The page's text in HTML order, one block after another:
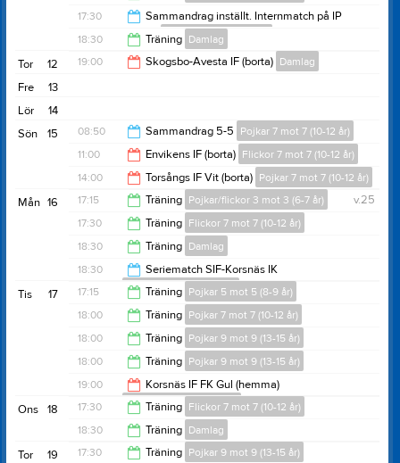
19:30
18:30
17:30
Sammandrag inställt. Internmatch på IP
istället! Pojkar 5 mot 5 (8-9 år)
19:15
18:30 Träning Damlag
12
Tor 19:00 Skogsbo-Avesta IF (borta) Damlag
13
Fre
14
Lör
15
Sön 08:50 Sammandrag 5-5 Pojkar 7 mot 7 (10-12 år)
11:50
11:00 Envikens IF (borta) Flickor 7 mot 7 (10-12 år)
13:00
14:00 Torsångs IF Vit (borta) Pojkar 7 mot 7 (10-12 år)
16:00
16
Mån v.25
17:15 Träning Pojkar/flickor 3 mot 3 (6-7 år)
18:15
17:30 Träning Flickor 7 mot 7 (10-12 år)
18:30
18:30 Träning Damlag
20:00
18:30
Seriematch SIF-Korsnäs IK
Pojkar 7 mot 7 (10-12 år)
19:30
17
Tis 17:15 Träning Pojkar 5 mot 5 (8-9 år)
18:30
18:00 Träning Pojkar 7 mot 7 (10-12 år)
19:30
18:00 Träning Pojkar 9 mot 9 (13-15 år)
19:30
18:00 Träning Pojkar 9 mot 9 (13-15 år)
19:30
19:00
Korsnäs IF FK Gul (hemma)
Pojkar 9 mot 9 (13-15 år)
21:00
18
Ons 17:30 Träning Flickor 7 mot 7 (10-12 år)
18:30
18:30 Träning Damlag
19
Tor 17:30 Träning Pojkar 9 mot 9 (13-15 år)